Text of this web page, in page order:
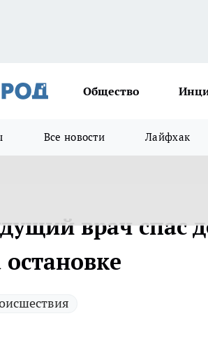
Общество
Все новости Лайфхак
врач спас
остановке